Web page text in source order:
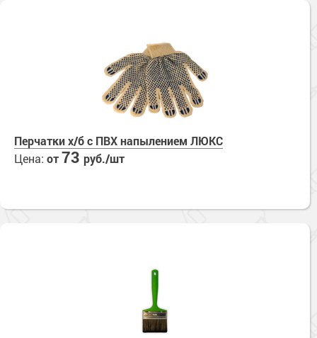
Перчатки х/б с ПВХ напылением ЛЮКС
Цена: от73 руб./шт